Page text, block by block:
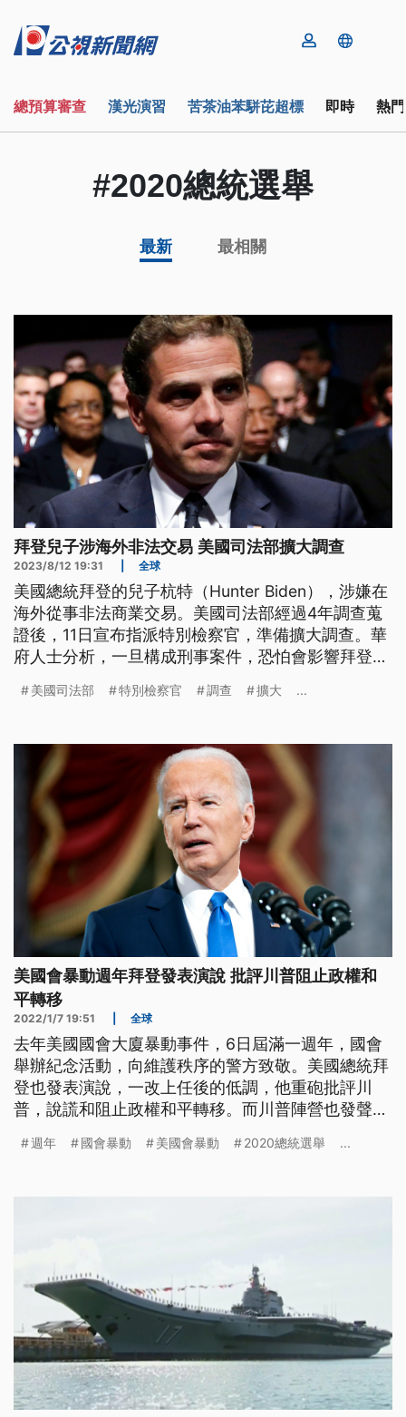
總預算審查 漢光演習 苦茶油苯駢芘超標 即時 熱
#2020總統選舉
最新 最相關
拜登兒子涉海外非法交易 美國司法部擴大調查
2023/8/12 19:31 全球
美國總統拜登的兒子杭特（Hunter Biden），涉嫌在
海外從事非法商業交易。美國司法部經過4年調查蒐
證後，11日宣布指派特別檢察官，準備擴大調查。華
府人士分析，一旦構成刑事案件，恐怕會影響拜登
美國司法部 特別檢察官 調查 擴大 ...
美國會暴動週年拜登發表演說 批評川普阻止政權和
平轉移
2022/1/7 19:51 全球
去年美國國會大廈暴動事件，6日屆滿一週年，國會
舉辦紀念活動，向維護秩序的警方致敬。美國總統拜
登也發表演說，一改上任後的低調，他重砲批評川
普，說謊和阻止政權和平轉移。而川普陣營也發聲明
週年 國會暴動 美國會暴動 2020總統選舉 ...